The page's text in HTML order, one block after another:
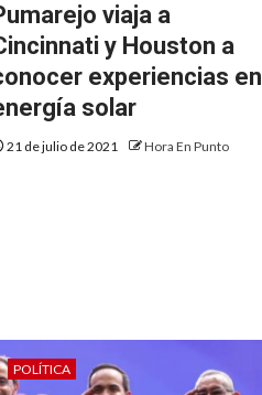
viaja a
y Houston a
experiencias en
solar
21 de julio de 2021 Hora En Punto
POLÍTICA